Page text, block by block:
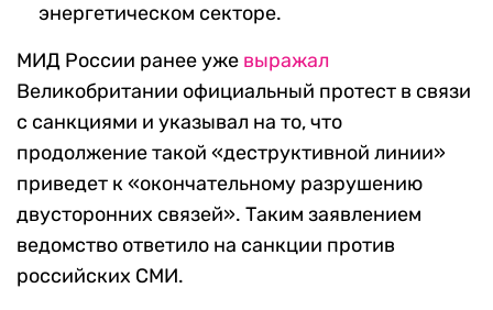
энергетическом секторе.
МИД России ранее уже выражал
Великобритании официальный протест в связи
с санкциями и указывал на то, что
продолжение такой «деструктивной линии»
приведет к «окончательному разрушению
двусторонних связей». Таким заявлением
ведомство ответило на санкции против
российских СМИ.